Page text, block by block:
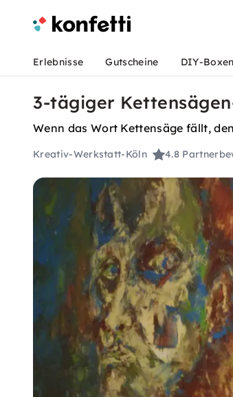
Erlebnisse Gutscheine DIY-Boxen
3-tägiger
Wenn das Wort Kettensäge fällt,
Kreativ-Werkstatt-Köln 4.8